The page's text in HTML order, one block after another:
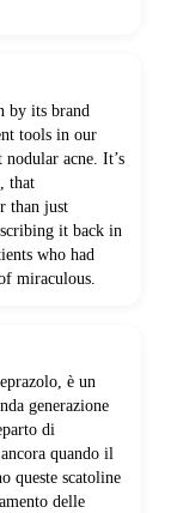
by its brand
tools in our
acne. It’s
that
than just
it back in
who had
miraculous.
è un
generazione
di
quando il
queste scatoline
delle